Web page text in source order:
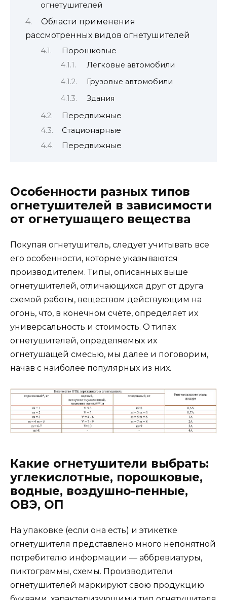
огнетушителей
Области применения
рассмотренных видов огнетушителей
Порошковые
Легковые автомобили
Грузовые автомобили
Здания
Передвижные
Стационарные
Передвижные
Особенности разных типов
огнетушителей в зависимости
от огнетушащего вещества
Покупая огнетушитель, следует учитывать все
его особенности, которые указываются
производителем. Типы, описанных выше
огнетушителей, отличающихся друг от друга
схемой работы, веществом действующим на
огонь, что, в конечном счёте, определяет их
универсальность и стоимость. О типах
огнетушителей, определяемых их
огнетушащей смесью, мы далее и поговорим,
начав с наиболее популярных из них.
Какие огнетушители выбрать:
углекислотные, порошковые,
водные, воздушно-пенные,
ОВЭ, ОП
На упаковке (если она есть) и этикетке
огнетушителя представлено много непонятной
потребителю информации — аббревиатуры,
пиктограммы, схемы. Производители
огнетушителей маркируют свою продукцию